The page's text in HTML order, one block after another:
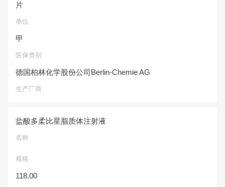
片
单位
甲
医保类别
德国柏林化学股份公司Berlin-Chemie AG
生产厂商
盐酸多柔比星脂质体注射液
名称
规格
118.00